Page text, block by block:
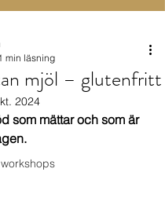
mjöl – glutenfritt
min läsning
2024
som mättar och som är